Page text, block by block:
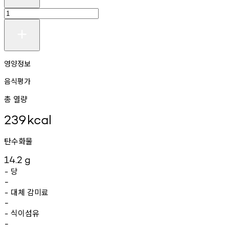
영양정보
음식평가
총 열량
239kcal
탄수화물
14.2 g
- 당
-
- 대체 감미료
-
- 식이섬유
-